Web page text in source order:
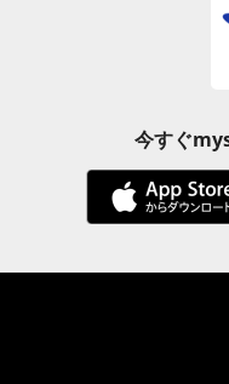
今すぐ